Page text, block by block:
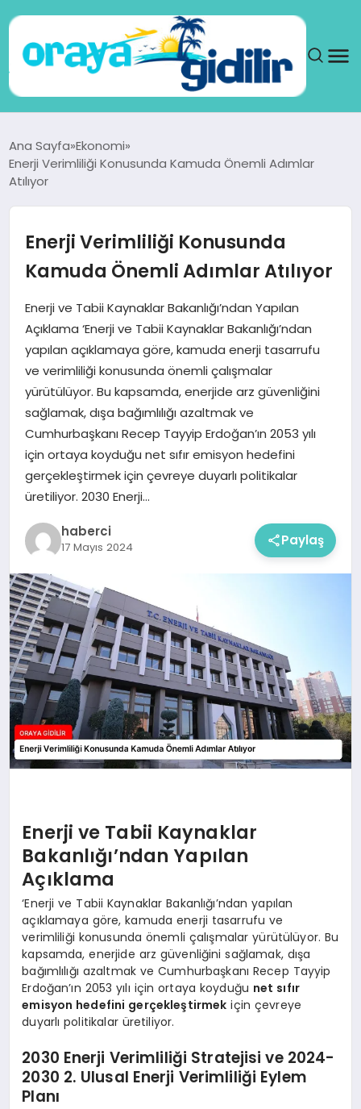
SAĞLIK
SEYAHAT
TEKNOLOJI
YAŞAM
Ana Sayfa Ekonomi
Enerji Verimliliği Konusunda Kamuda Önemli Adımlar
Atılıyor
Enerji Verimliliği Konusunda
Kamuda Önemli Adımlar Atılıyor
Enerji ve Tabii Kaynaklar Bakanlığı’ndan Yapılan
Açıklama ‘Enerji ve Tabii Kaynaklar Bakanlığı’ndan
yapılan açıklamaya göre, kamuda enerji tasarrufu
ve verimliliği konusunda önemli çalışmalar
yürütülüyor. Bu kapsamda, enerjide arz güvenliğini
sağlamak, dışa bağımlılığı azaltmak ve
Cumhurbaşkanı Recep Tayyip Erdoğan’ın 2053 yılı
için ortaya koyduğu net sıfır emisyon hedefini
gerçekleştirmek için çevreye duyarlı politikalar
üretiliyor. 2030 Enerji…
haberci
17 Mayıs 2024 Paylaş
Enerji ve Tabii Kaynaklar
Bakanlığı’ndan Yapılan
Açıklama
‘Enerji ve Tabii Kaynaklar Bakanlığı’ndan yapılan
açıklamaya göre, kamuda enerji tasarrufu ve
verimliliği konusunda önemli çalışmalar yürütülüyor. Bu
kapsamda, enerjide arz güvenliğini sağlamak, dışa
bağımlılığı azaltmak ve Cumhurbaşkanı Recep Tayyip
Erdoğan’ın 2053 yılı için ortaya koyduğu net sıfır
emisyon hedefini gerçekleştirmek için çevreye
duyarlı politikalar üretiliyor.
2030 Enerji Verimliliği Stratejisi ve 2024-
2030 2. Ulusal Enerji Verimliliği Eylem
Planı